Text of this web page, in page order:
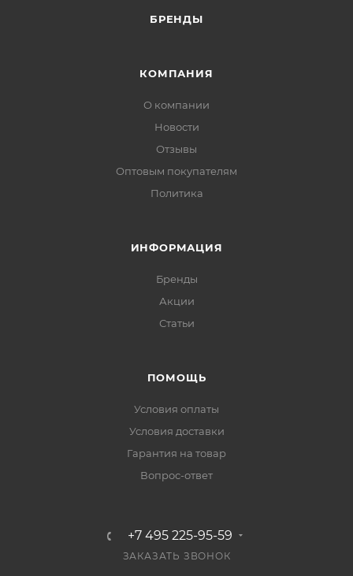
БРЕНДЫ
КОМПАНИЯ
О компании
Новости
Отзывы
Оптовым покупателям
Политика
ИНФОРМАЦИЯ
Бренды
Акции
Статьи
ПОМОЩЬ
Условия оплаты
Условия доставки
Гарантия на товар
Вопрос-ответ
+7 495 225-95-59
ЗАКАЗАТЬ ЗВОНОК